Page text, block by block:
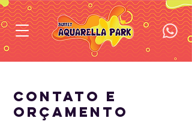
Peça o seu orçamento
Contato e
orçamento